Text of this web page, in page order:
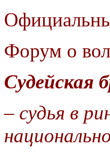
Форум о
Судейская
– судья в